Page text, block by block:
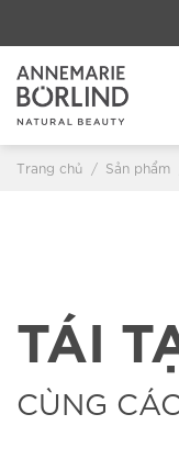
nội
dung
Trang chủ / Sản phẩm
TÁI
CÙNG